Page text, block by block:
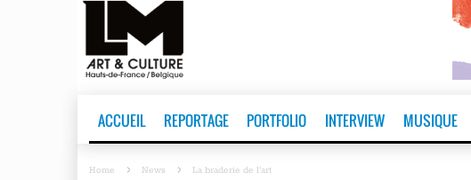
ACCUEIL REPORTAGE PORTFOLIO INTERVIEW MUSIQUE
Home News La braderie de l’art